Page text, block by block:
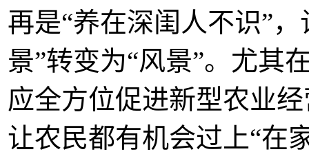
再是“养在深闺人不识”
景”转变为“风景”。尤其
应全方位促进新型农业
让农民都有机会过上“在